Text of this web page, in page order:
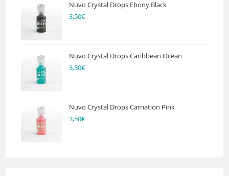
Nuvo Crystal Drops Ebony Black
3,50€
Nuvo Crystal Drops Caribbean Ocean
3,50€
Nuvo Crystal Drops Carnation Pink
3,50€